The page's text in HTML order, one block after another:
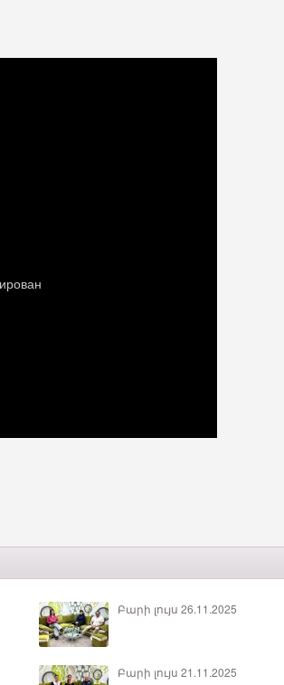
Բարի լույս 26.11.2025
Բարի լույս 21.11.2025